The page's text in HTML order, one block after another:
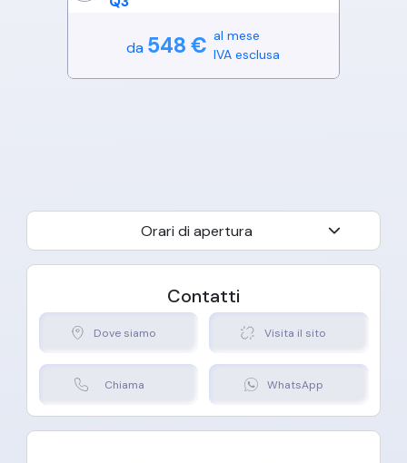
da 548 € al mese
IVA esclusa
Orari di apertura
Contatti
Dove siamo Visita il sito
Chiama WhatsApp